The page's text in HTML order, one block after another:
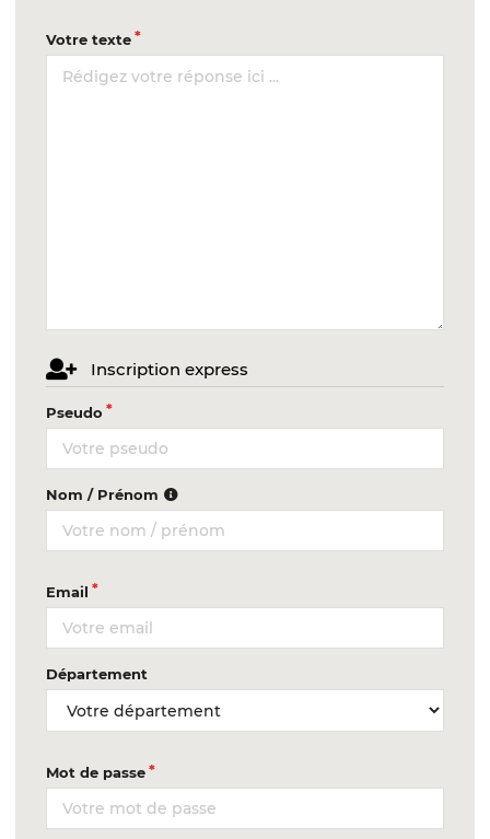
Votre texte
Inscription express
Pseudo
Nom / Prénom
Email
Département
Mot de passe